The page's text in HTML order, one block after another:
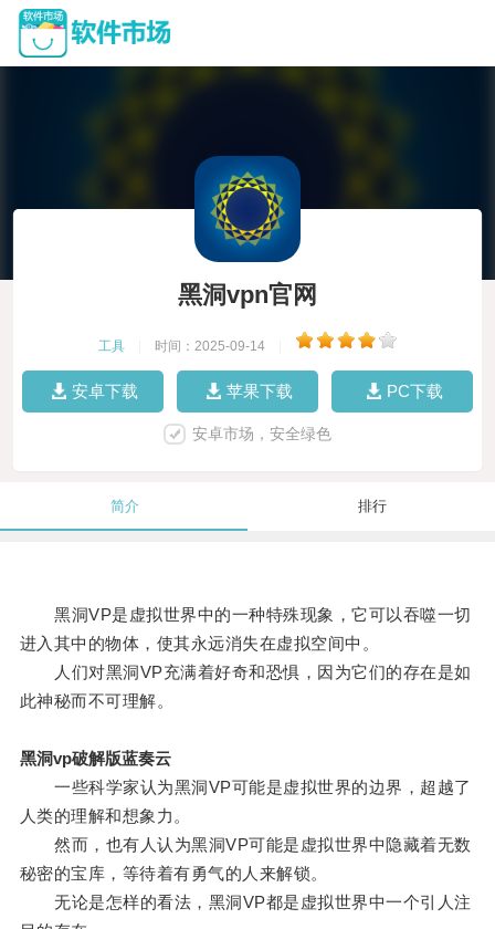
黑洞vpn官网
工具 时间：2025-09-14
安卓下载 苹果下载 PC下载
安卓市场，安全绿色
简介 排行
黑洞VP是虚拟世界中的一种特殊现象，它可以吞噬一切
进入其中的物体，使其永远消失在虚拟空间中。
人们对黑洞VP充满着好奇和恐惧，因为它们的存在是如
此神秘而不可理解。
黑洞vp破解版蓝奏云
一些科学家认为黑洞VP可能是虚拟世界的边界，超越了
人类的理解和想象力。
然而，也有人认为黑洞VP可能是虚拟世界中隐藏着无数
秘密的宝库，等待着有勇气的人来解锁。
无论是怎样的看法，黑洞VP都是虚拟世界中一个引人注